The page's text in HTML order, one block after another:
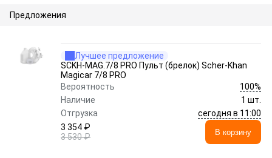
Предложения
Лучшее предложение
SCKH-MAG.7/8 PRO Пульт (брелок) Scher-Khan
Magicar 7/8 PRO
Вероятность
100%
Наличие
1 шт.
Отгрузка
сегодня в 11:00
3 354 ₽
3 530 ₽
В корзину